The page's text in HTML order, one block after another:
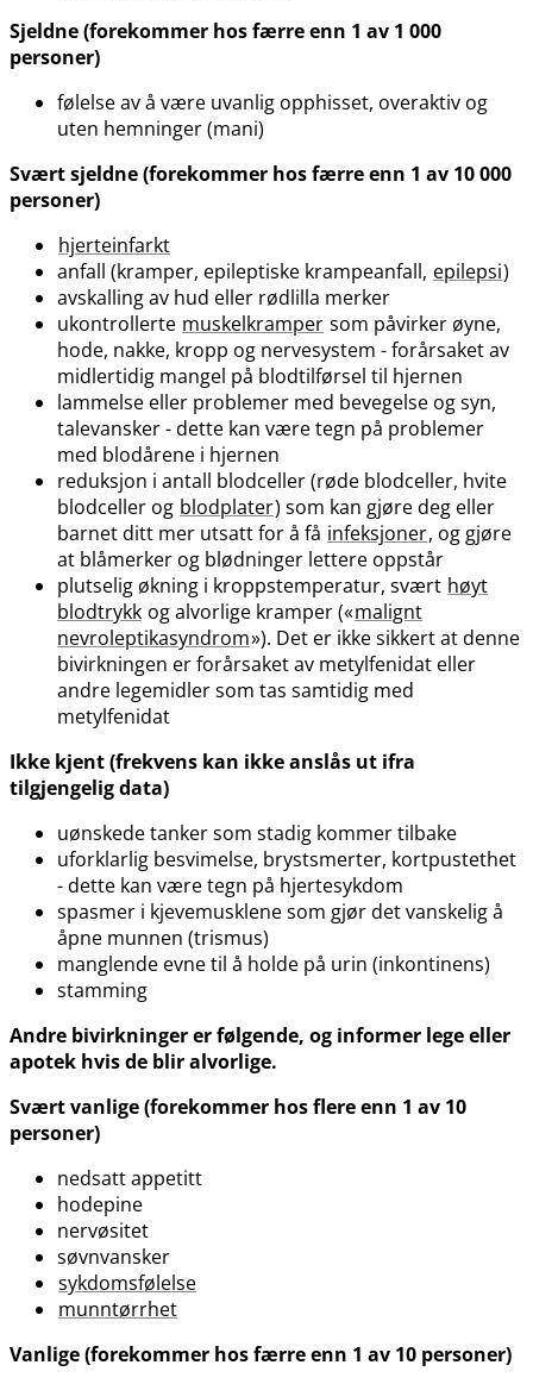
Sjeldne (forekommer hos færre enn 1 av 1 000
personer)
følelse av å være uvanlig opphisset, overaktiv og
uten hemninger (mani)
Svært sjeldne (forekommer hos færre enn 1 av 10 000
personer)
hjerteinfarkt
anfall (kramper, epileptiske krampeanfall, epilepsi)
avskalling av hud eller rødlilla merker
ukontrollerte muskelkramper som påvirker øyne,
hode, nakke, kropp og nervesystem - forårsaket av
midlertidig mangel på blodtilførsel til hjernen
lammelse eller problemer med bevegelse og syn,
talevansker - dette kan være tegn på problemer
med blodårene i hjernen
reduksjon i antall blodceller (røde blodceller, hvite
blodceller og blodplater) som kan gjøre deg eller
barnet ditt mer utsatt for å få infeksjoner, og gjøre
at blåmerker og blødninger lettere oppstår
plutselig økning i kroppstemperatur, svært høyt
blodtrykk og alvorlige kramper («malignt
nevroleptikasyndrom»). Det er ikke sikkert at denne
bivirkningen er forårsaket av metylfenidat eller
andre legemidler som tas samtidig med
metylfenidat
Ikke kjent (frekvens kan ikke anslås ut ifra
tilgjengelig data)
uønskede tanker som stadig kommer tilbake
uforklarlig besvimelse, brystsmerter, kortpustethet
- dette kan være tegn på hjertesykdom
spasmer i kjevemusklene som gjør det vanskelig å
åpne munnen (trismus)
manglende evne til å holde på urin (inkontinens)
stamming
Andre bivirkninger er følgende, og informer lege eller
apotek hvis de blir alvorlige.
Svært vanlige (forekommer hos flere enn 1 av 10
personer)
nedsatt appetitt
hodepine
nervøsitet
søvnvansker
sykdomsfølelse
munntørrhet
Vanlige (forekommer hos færre enn 1 av 10 personer)